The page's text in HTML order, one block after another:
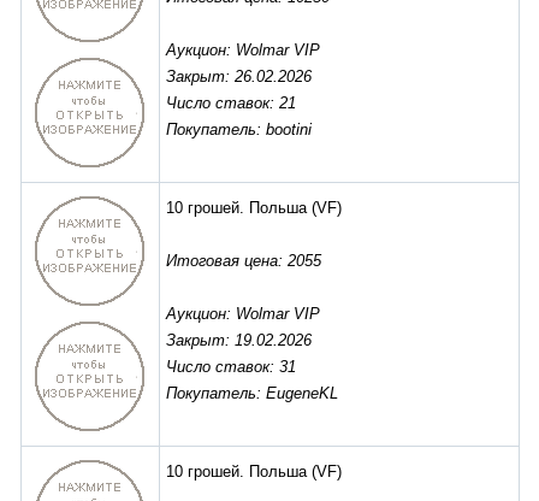
Аукцион: Wolmar VIP
Закрыт: 26.02.2026
Число ставок: 21
Покупатель: bootini
10 грошей. Польша(VF)
Итоговая цена: 2055
Аукцион: Wolmar VIP
Закрыт: 19.02.2026
Число ставок: 31
Покупатель: EugeneKL
10 грошей. Польша(VF)